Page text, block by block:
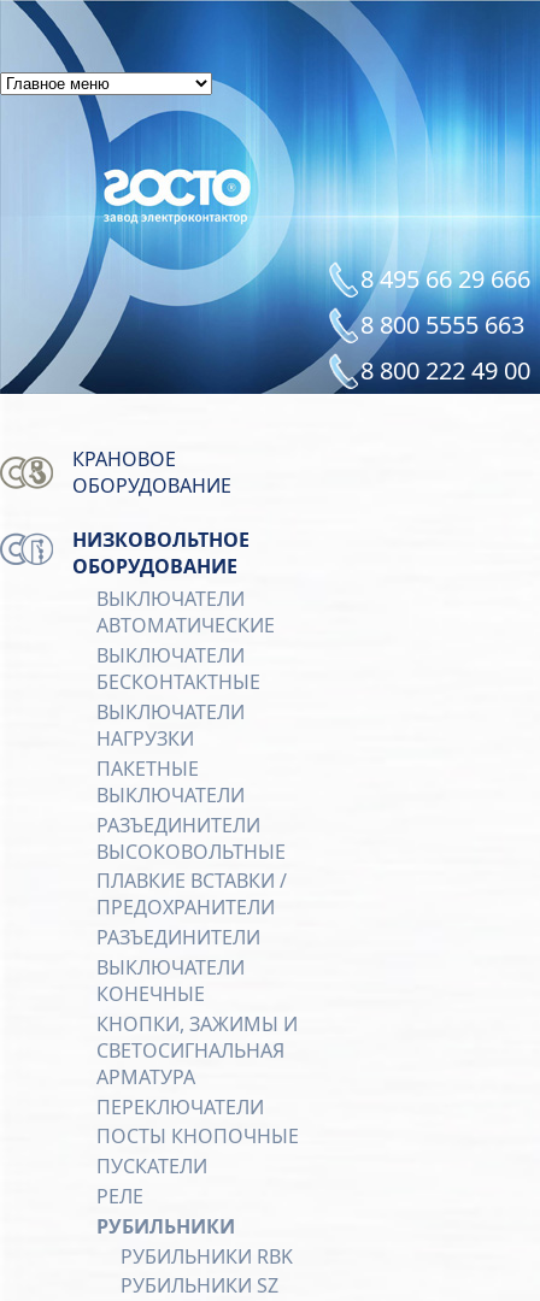
8 495 66 29 666
8 800 5555 663
8 800 222 49 00
КРАНОВОЕ
ОБОРУДОВАНИЕ
НИЗКОВОЛЬТНОЕ
ОБОРУДОВАНИЕ
ВЫКЛЮЧАТЕЛИ
АВТОМАТИЧЕСКИЕ
ВЫКЛЮЧАТЕЛИ
БЕСКОНТАКТНЫЕ
ВЫКЛЮЧАТЕЛИ
НАГРУЗКИ
ПАКЕТНЫЕ
ВЫКЛЮЧАТЕЛИ
РАЗЪЕДИНИТЕЛИ
ВЫСОКОВОЛЬТНЫЕ
ПЛАВКИЕ ВСТАВКИ /
ПРЕДОХРАНИТЕЛИ
РАЗЪЕДИНИТЕЛИ
ВЫКЛЮЧАТЕЛИ
КОНЕЧНЫЕ
КНОПКИ, ЗАЖИМЫ И
СВЕТОСИГНАЛЬНАЯ
АРМАТУРА
ПЕРЕКЛЮЧАТЕЛИ
ПОСТЫ КНОПОЧНЫЕ
ПУСКАТЕЛИ
РЕЛЕ
РУБИЛЬНИКИ
РУБИЛЬНИКИ RBK
РУБИЛЬНИКИ SZ